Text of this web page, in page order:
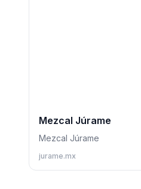
Mezcal Júrame
Mezcal Júrame
jurame.mx